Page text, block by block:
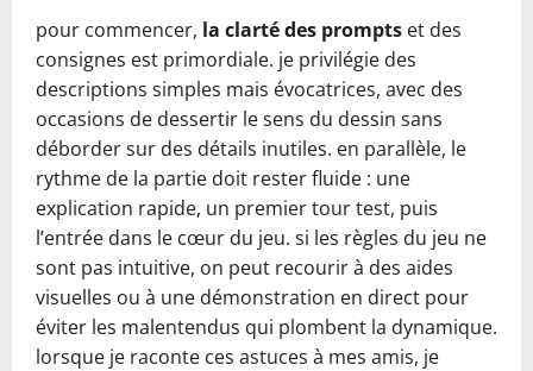
pour commencer, la clarté des prompts et des
consignes est primordiale. je privilégie des
descriptions simples mais évocatrices, avec des
occasions de dessertir le sens du dessin sans
déborder sur des détails inutiles. en parallèle, le
rythme de la partie doit rester fluide : une
explication rapide, un premier tour test, puis
l’entrée dans le cœur du jeu. si les règles du jeu ne
sont pas intuitive, on peut recourir à des aides
visuelles ou à une démonstration en direct pour
éviter les malentendus qui plombent la dynamique.
lorsque je raconte ces astuces à mes amis, je